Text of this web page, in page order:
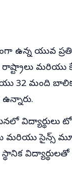
ఉన్న యువ
మరియు
32 మంది
విద్యార్థులు
మరియు సైన్స్
విద్యార్థులతో